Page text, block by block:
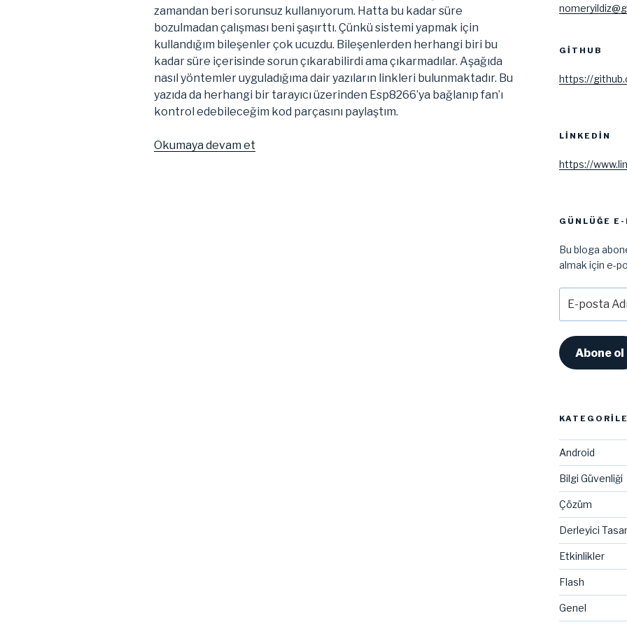
zamandan beri sorunsuz kullanıyorum. Hatta bu kadar süre
bozulmadan çalışması beni şaşırttı. Çünkü sistemi yapmak için
kullandığım bileşenler çok ucuzdu. Bileşenlerden herhangi biri bu
kadar süre içerisinde sorun çıkarabilirdi ama çıkarmadılar. Aşağıda
nasıl yöntemler uyguladığıma dair yazıların linkleri bulunmaktadır. Bu
yazıda da herhangi bir tarayıcı üzerinden Esp8266’ya bağlanıp fan’ı
kontrol edebileceğim kod parçasını paylaştım.
Okumaya devam et
GITHUB
https://
LINKEDIN
https://
GÜNLÜĞE
Bu bloga
almak için e-
posta
Adresi
Abone ol
Android
Bilgi Güvenliği
Çözüm
Derleyici
Etkinlikler
Flash
Genel